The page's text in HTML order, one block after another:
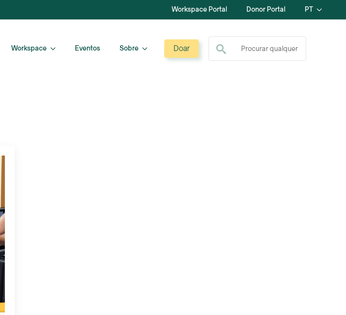
Workspace Portal Donor Portal PT
Workspace Eventos Sobre Doar
Procurar por: